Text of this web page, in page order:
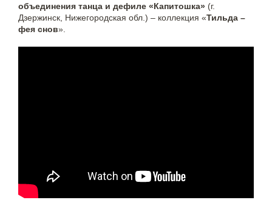
объединения танца и дефиле «Капитошка» (г.
Дзержинск, Нижегородская обл.) – коллекция «Тильда –
фея снов».